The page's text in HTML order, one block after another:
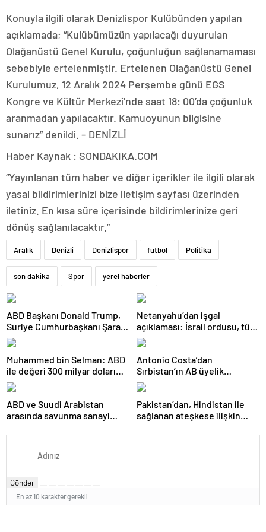
Konuyla ilgili olarak Denizlispor Kulübünden yapılan
açıklamada; “Kulübümüzün yapılacağı duyurulan
Olağanüstü Genel Kurulu, çoğunluğun sağlanamaması
sebebiyle ertelenmiştir. Ertelenen Olağanüstü Genel
Kurulumuz, 12 Aralık 2024 Perşembe günü EGS
Kongre ve Kültür Merkezi’nde saat 18: 00’da çoğunluk
aranmadan yapılacaktır. Kamuoyunun bilgisine
sunarız” denildi. – DENİZLİ
Haber Kaynak : SONDAKIKA.COM
“Yayınlanan tüm haber ve diğer içerikler ile ilgili olarak
yasal bildirimlerinizi bize iletişim sayfası üzerinden
iletiniz. En kısa süre içerisinde bildirimlerinize geri
dönüş sağlanılacaktır.”
Aralık Denizli Denizlispor futbol Politika
son dakika Spor yerel haberler
ABD Başkanı Donald Trump,
Suriye Cumhurbaşkanı Şara
ile görüşecek
Netanyahu’dan işgal
açıklaması: İsrail ordusu, tüm
gücüyle Gazze’ye girecek
Muhammed bin Selman: ABD
ile değeri 300 milyar doları
aşan anlaşmalar imzaladık
Antonio Costa’dan
Sırbistan’ın AB üyelik
sürecine ilişkin açıklama
ABD ve Suudi Arabistan
arasında savunma sanayi
Pakistan’dan, Hindistan ile
sağlanan ateşkese ilişkin
Gönder
En az 10 karakter gerekli